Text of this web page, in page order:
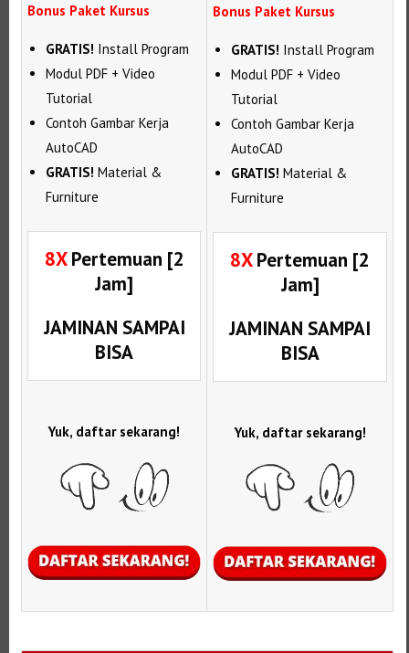
Bonus Paket Kursus
GRATIS! Install Program
Modul PDF + Video
Tutorial
Contoh Gambar Kerja
AutoCAD
GRATIS! Material &
Furniture
8XPertemuan [2
Jam]
JAMINAN SAMPAI
BISA
Yuk, daftar sekarang!
Bonus Paket Kursus
GRATIS! Install Program
Modul PDF + Video
Tutorial
Contoh Gambar Kerja
AutoCAD
GRATIS! Material &
Furniture
8XPertemuan [2
Jam]
JAMINAN SAMPAI
BISA
Yuk, daftar sekarang!